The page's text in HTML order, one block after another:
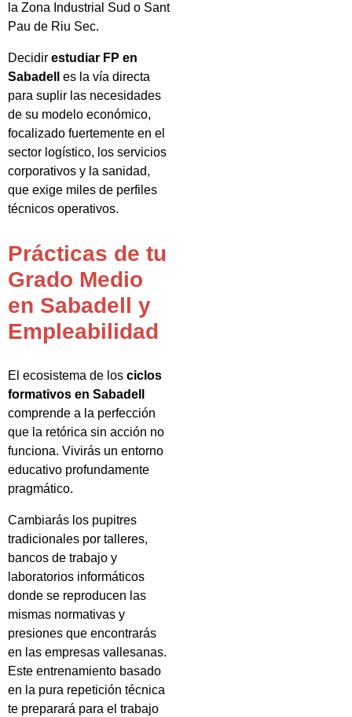
la Zona Industrial Sud o Sant
Pau de Riu Sec.
Decidir estudiar FP en
Sabadell
es la vía directa
para suplir las necesidades
de su modelo económico,
focalizado fuertemente en el
sector logístico, los servicios
corporativos y la sanidad,
que exige miles de perfiles
técnicos operativos.
Prácticas de tu
Grado Medio
en Sabadell y
Empleabilidad
El ecosistema de los ciclos
formativos en Sabadell
comprende a la perfección
que la retórica sin acción no
funciona. Vivirás un entorno
educativo profundamente
pragmático.
Cambiarás los pupitres
tradicionales por talleres,
bancos de trabajo y
laboratorios informáticos
donde se reproducen las
mismas normativas y
presiones que encontrarás
en las empresas vallesanas.
Este entrenamiento basado
en la pura repetición técnica
te preparará para el trabajo